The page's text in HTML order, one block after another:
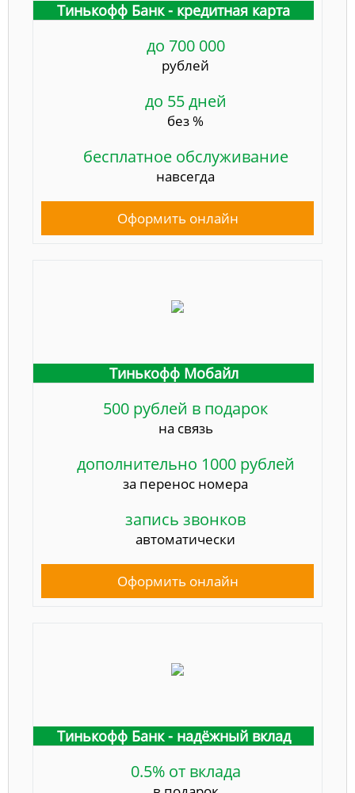
Тинькофф Банк - кредитная карта
до 700 000
рублей
до 55 дней
без %
бесплатное обслуживание
навсегда
Оформить онлайн
Тинькофф Мобайл
500 рублей в подарок
на связь
дополнительно 1000 рублей
за перенос номера
запись звонков
автоматически
Оформить онлайн
Тинькофф Банк - надёжный вклад
0.5% от вклада